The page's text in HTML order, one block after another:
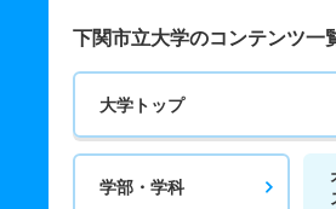
下関市立大学のコンテンツ一
大学トップ
学部・学科